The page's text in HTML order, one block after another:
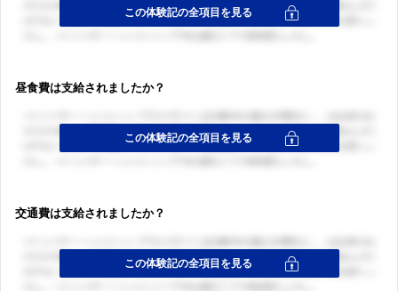
昼食費は支給されましたか？
交通費は支給されましたか？